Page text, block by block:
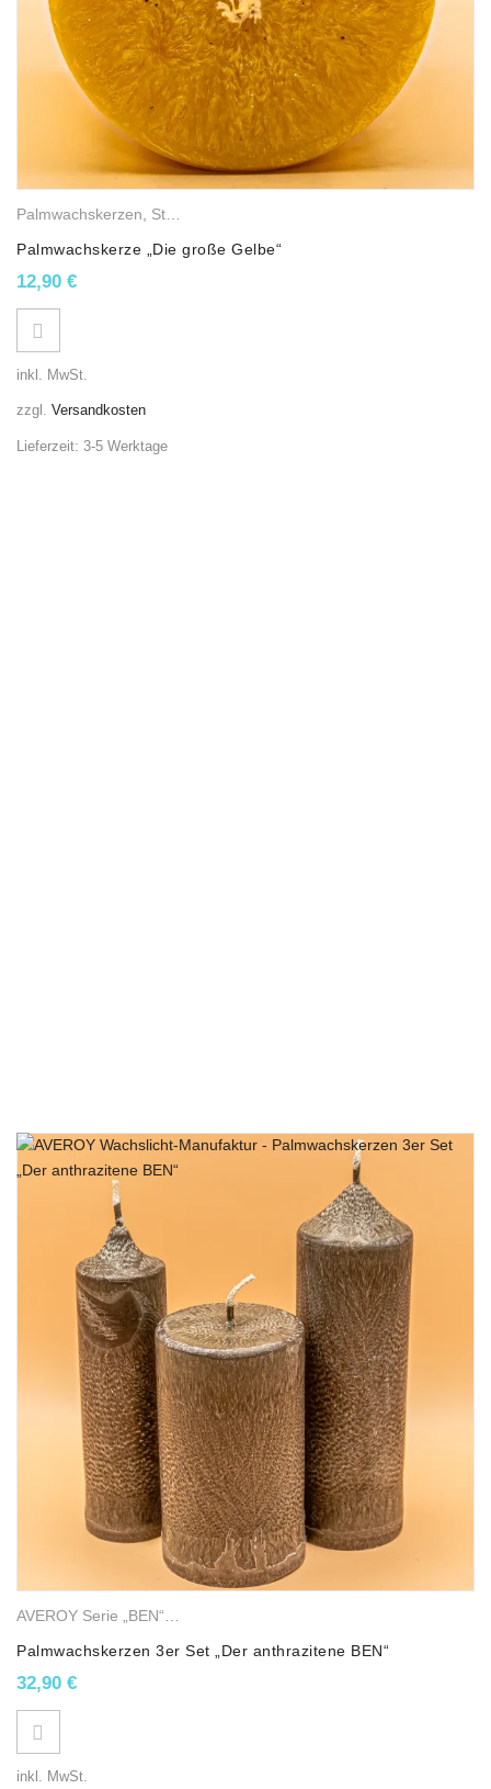
Palmwachskerzen
Stumpenkerzen
Palmwachskerze „Die große Gelbe“
12,90 €
inkl. MwSt.
zzgl. Versandkosten
Lieferzeit: 3-5 Werktage
Palmwachskerzen 3er Set „Der anthrazitene BEN“
32,90 €
inkl. MwSt.